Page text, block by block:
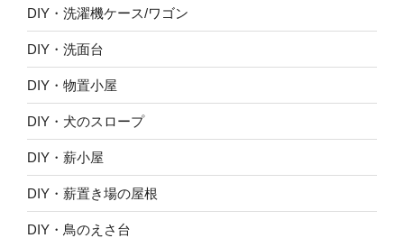
DIY・洗濯機ケース/ワゴン
DIY・洗面台
DIY・物置小屋
DIY・犬のスロープ
DIY・薪小屋
DIY・薪置き場の屋根
DIY・鳥のえさ台